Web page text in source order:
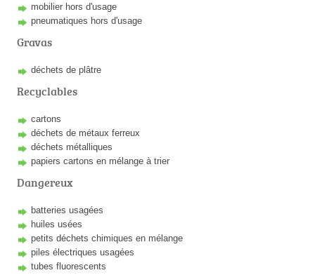
mobilier hors d'usage
pneumatiques hors d'usage
Gravas
déchets de plâtre
Recyclables
cartons
déchets de métaux ferreux
déchets métalliques
papiers cartons en mélange à trier
Dangereux
batteries usagées
huiles usées
petits déchets chimiques en mélange
piles électriques usagées
tubes fluorescents